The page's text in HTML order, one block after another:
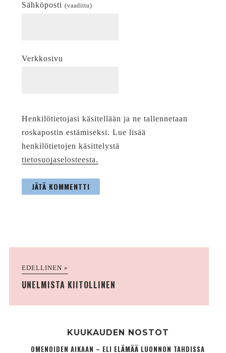
Sähköposti (vaadittu)
Verkkosivu
Henkilötietojasi käsitellään ja ne tallennetaan
roskapostin estämiseksi. Lue lisää
henkilötietojen käsittelystä
tietosuojaselosteesta.
EDELLINEN »
UNELMISTA KIITOLLINEN
KUUKAUDEN NOSTOT
OMENOIDEN AIKAAN – ELI ELÄMÄÄ LUONNON TAHDISSA